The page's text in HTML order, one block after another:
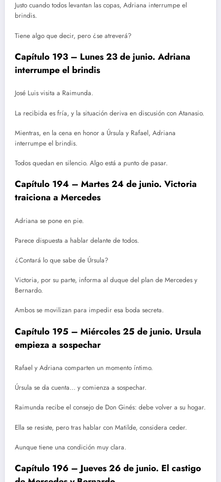
Justo cuando todos levantan las copas, Adriana interrumpe el
brindis.
Tiene algo que decir, pero ¿se atreverá?
Capítulo 193 – Lunes 23 de junio. Adriana
interrumpe el brindis
José Luis visita a Raimunda.
La recibida es fría, y la situación deriva en discusión con Atanasio.
Mientras, en la cena en honor a Úrsula y Rafael, Adriana
interrumpe el brindis.
Todos quedan en silencio. Algo está a punto de pasar.
Capítulo 194 – Martes 24 de junio. Victoria
traiciona a Mercedes
Adriana se pone en pie.
Parece dispuesta a hablar delante de todos.
¿Contará lo que sabe de Úrsula?
Victoria, por su parte, informa al duque del plan de Mercedes y
Bernardo.
Ambos se movilizan para impedir esa boda secreta.
Capítulo 195 – Miércoles 25 de junio. Ursula
empieza a sospechar
Rafael y Adriana comparten un momento íntimo.
Úrsula se da cuenta… y comienza a sospechar.
Raimunda recibe el consejo de Don Ginés: debe volver a su hogar.
Ella se resiste, pero tras hablar con Matilde, considera ceder.
Aunque tiene una condición muy clara.
Capítulo 196 – Jueves 26 de junio. El castigo